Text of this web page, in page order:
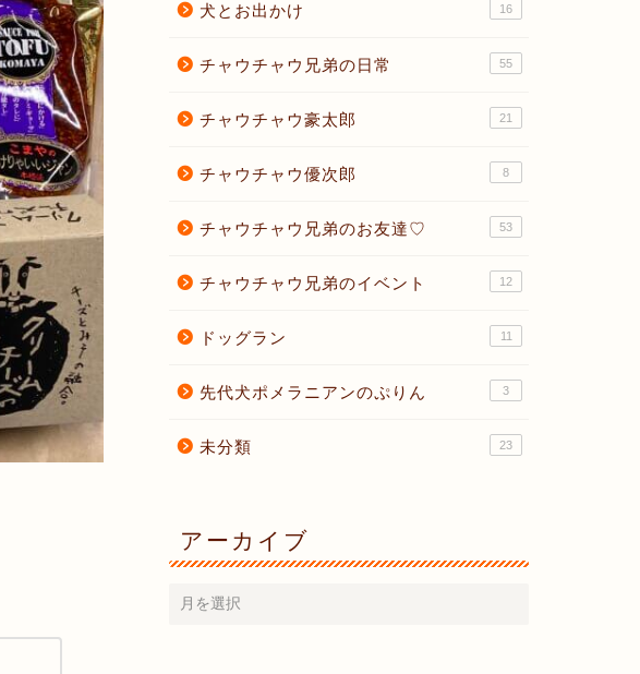
犬とお出かけ 16
チャウチャウ兄弟の日常 55
チャウチャウ豪太郎 21
チャウチャウ優次郎 8
チャウチャウ兄弟のお友達♡ 53
チャウチャウ兄弟のイベント 12
ドッグラン 11
先代犬ポメラニアンのぷりん 3
未分類 23
アーカイブ